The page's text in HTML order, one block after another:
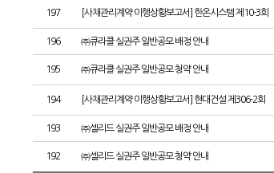
197 [사채관리계약 이행상황보고서] 한온시스템 제10-3회
196 ㈜큐라클 실권주 일반공모 배정 안내
195 ㈜큐라클 실권주 일반공모 청약 안내
194 [사채관리계약 이행상황보고서] 현대건설 제306-2회
193 ㈜셀리드 실권주 일반공모 배정 안내
192 ㈜셀리드 실권주 일반공모 청약 안내